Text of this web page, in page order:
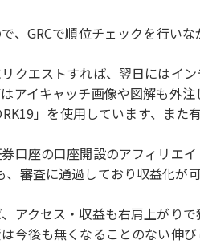
、GRCで順位チェックを行い
クエストすれば、翌日にはイン
アイキャッチ画像や図解も外注
」を使用しています、また
口座の口座開設のアフィリエイ
審査に通過しており収益化が可
アクセス・収益も右肩上がりで
今後も無くなることのない伸び